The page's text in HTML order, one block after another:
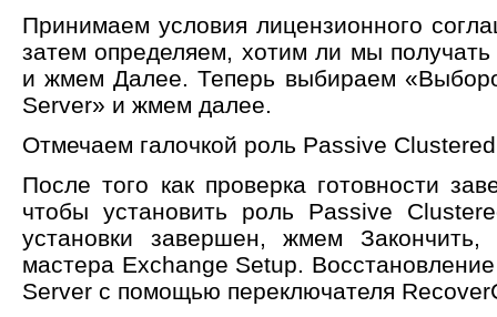
Принимаем условия лицензионного
затем определяем, хотим ли мы
и жмем Далее. Теперь выбираем
Server» и жмем далее.
Отмечаем галочкой роль Passive
После того как проверка готовности
чтобы установить роль Passive
установки завершен, жмем
мастера Exchange Setup.
Server с помощью переключателя